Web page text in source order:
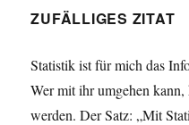
ZUFÄLLIGES ZITAT
Statistik ist für mich das
Wer mit ihr umgehen
werden. Der Satz: „Mit